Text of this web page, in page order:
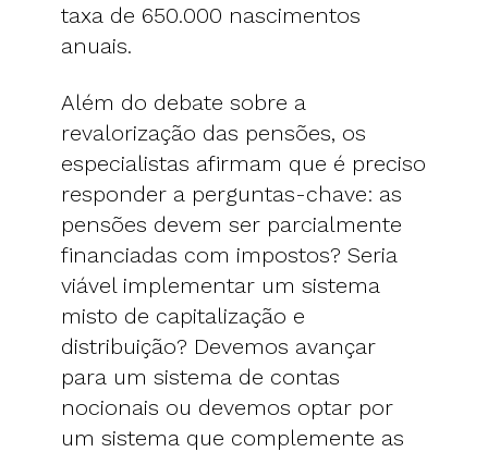
taxa de 650.000 nascimentos
anuais.
Além do debate sobre a
revalorização das pensões, os
especialistas afirmam que é preciso
responder a perguntas-chave: as
pensões devem ser parcialmente
financiadas com impostos? Seria
viável implementar um sistema
misto de capitalização e
distribuição? Devemos avançar
para um sistema de contas
nocionais ou devemos optar por
um sistema que complemente as